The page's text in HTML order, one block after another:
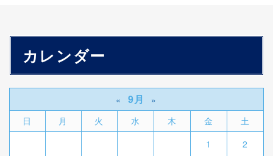
カレンダー
« 9月
»
日
月 火 水 木 金
土
1
2